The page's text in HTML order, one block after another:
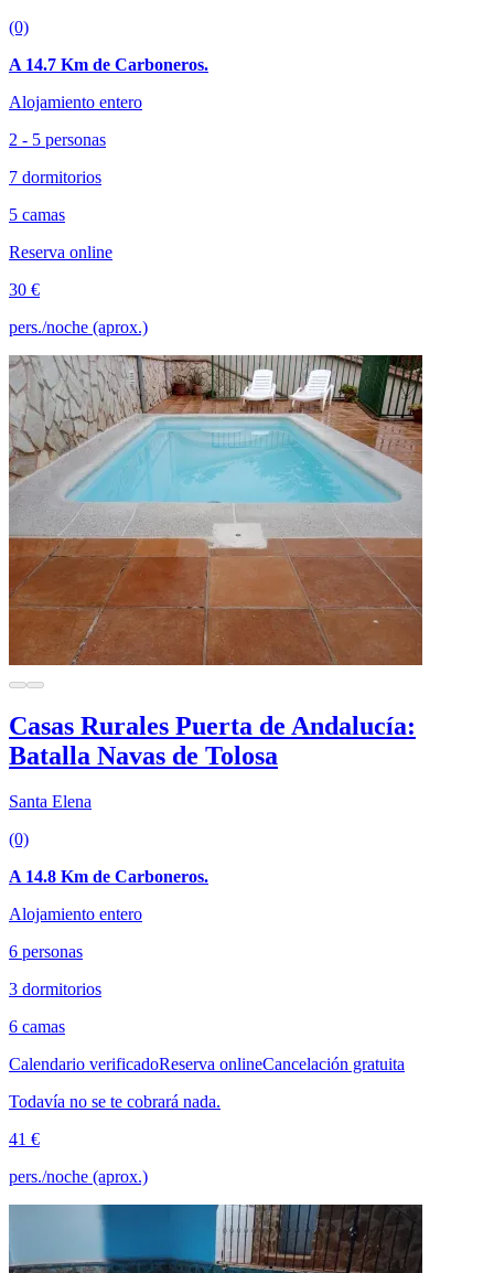
(0)
A 14.7 Km de Carboneros.
Alojamiento entero
2 - 5 personas
7 dormitorios
5 camas
Reserva online
30 €
pers./noche (aprox.)
Casas Rurales Puerta de Andalucía:
Batalla Navas de Tolosa
Santa Elena
(0)
A 14.8 Km de Carboneros.
Alojamiento entero
6 personas
3 dormitorios
6 camas
Calendario verificadoReserva onlineCancelación gratuita
Todavía no se te cobrará nada.
41 €
pers./noche (aprox.)